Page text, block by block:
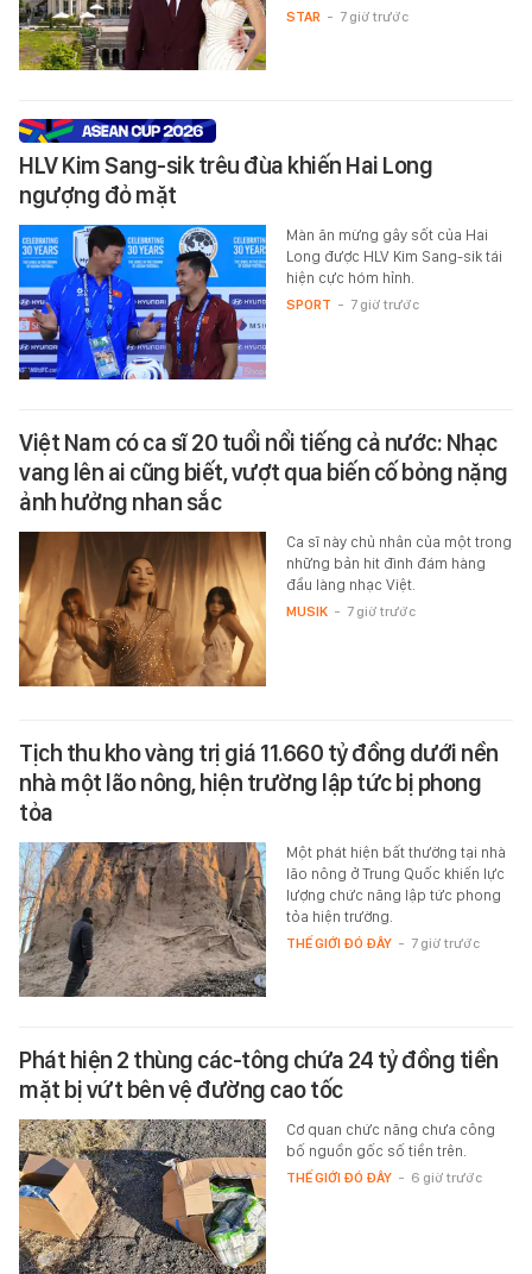
STAR - 7 giờ trước
HLV Kim Sang-sik trêu đùa khiến Hai Long
ngượng đỏ mặt
Màn ăn mừng gây sốt của Hai
Long được HLV Kim Sang-sik tái
hiện cực hóm hỉnh.
SPORT - 7 giờ trước
Việt Nam có ca sĩ 20 tuổi nổi tiếng cả nước: Nhạc
vang lên ai cũng biết, vượt qua biến cố bỏng nặng
ảnh hưởng nhan sắc
Ca sĩ này chủ nhân của một trong
những bản hit đình đám hàng
đầu làng nhạc Việt.
MUSIK - 7 giờ trước
Tịch thu kho vàng trị giá 11.660 tỷ đồng dưới nền
nhà một lão nông, hiện trường lập tức bị phong
tỏa
Một phát hiện bất thường tại nhà
lão nông ở Trung Quốc khiến lực
lượng chức năng lập tức phong
tỏa hiện trường.
THẾ GIỚI ĐÓ ĐÂY - 7 giờ trước
Phát hiện 2 thùng các-tông chứa 24 tỷ đồng tiền
mặt bị vứt bên vệ đường cao tốc
Cơ quan chức năng chưa công
bố nguồn gốc số tiền trên.
THẾ GIỚI ĐÓ ĐÂY - 6 giờ trước